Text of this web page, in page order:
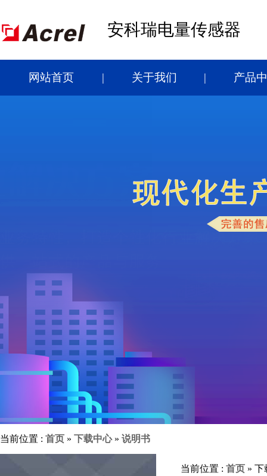
安科瑞电量传感器
网站首页 关于我们 产品
当前位置 : 首页 » 下载中心» 说明书
当前位置 : 首页 » 下